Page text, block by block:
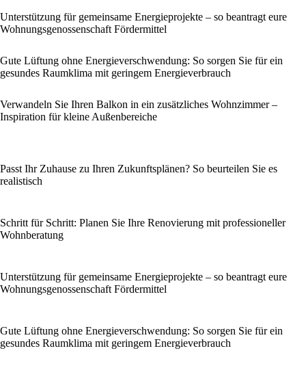
Unterstützung für gemeinsame Energieprojekte – so beantragt eure
Wohnungsgenossenschaft Fördermittel
Gute Lüftung ohne Energieverschwendung: So sorgen Sie für ein
gesundes Raumklima mit geringem Energieverbrauch
Verwandeln Sie Ihren Balkon in ein zusätzliches Wohnzimmer –
Inspiration für kleine Außenbereiche
Passt Ihr Zuhause zu Ihren Zukunftsplänen? So beurteilen Sie es
realistisch
Schritt für Schritt: Planen Sie Ihre Renovierung mit professioneller
Wohnberatung
Unterstützung für gemeinsame Energieprojekte – so beantragt eure
Wohnungsgenossenschaft Fördermittel
Gute Lüftung ohne Energieverschwendung: So sorgen Sie für ein
gesundes Raumklima mit geringem Energieverbrauch